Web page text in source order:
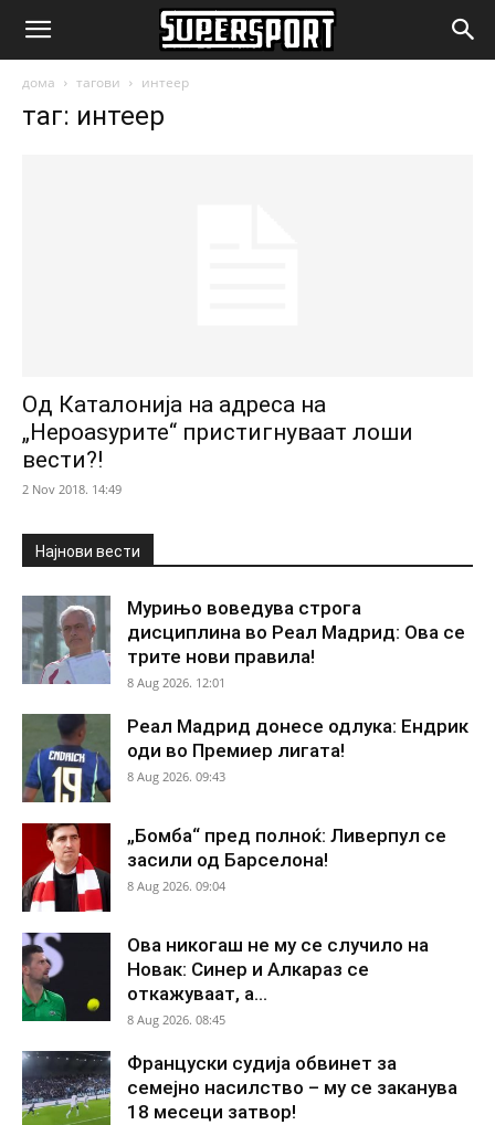
SuperSport.mk
дома тагови интеер
таг: интеер
Од Каталонија на адреса на
„Нероаѕурите“ пристигнуваат лоши
вести?!
2 Nov 2018. 14:49
Најнови вести
Мурињо воведува строга
дисциплина во Реал Мадрид: Ова се
трите нови правила!
8 Aug 2026. 12:01
Реал Мадрид донесе одлука: Ендрик
оди во Премиер лигата!
8 Aug 2026. 09:43
„Бомба“ пред полноќ: Ливерпул се
засили од Барселона!
8 Aug 2026. 09:04
Ова никогаш не му се случило на
Новак: Синер и Алкараз се
откажуваат, а...
8 Aug 2026. 08:45
Француски судија обвинет за
семејно насилство – му се заканува
18 месеци затвор!